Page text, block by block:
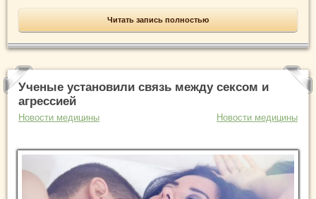
Читать запись полностью
Ученые установили связь между сексом и
агрессией
Новости медицины Новости медицины